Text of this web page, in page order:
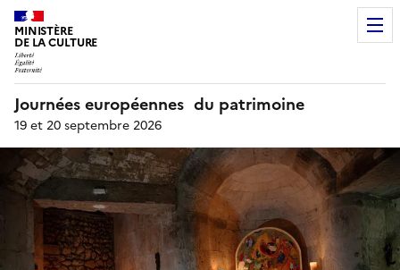
MINISTÈRE
DE LA CULTURE
Journées européennes du patrimoine
19 et 20 septembre 2026